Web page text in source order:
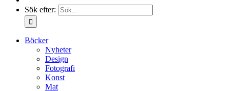
Sök efter:
Böcker
Nyheter
Design
Fotografi
Konst
Mat